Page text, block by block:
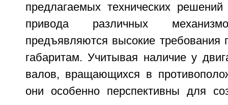
предлагаемых технических
привода различных
предъявляются высокие требования
габаритам. Учитывая наличие у
валов, вращающихся в
они особенно перспективны для